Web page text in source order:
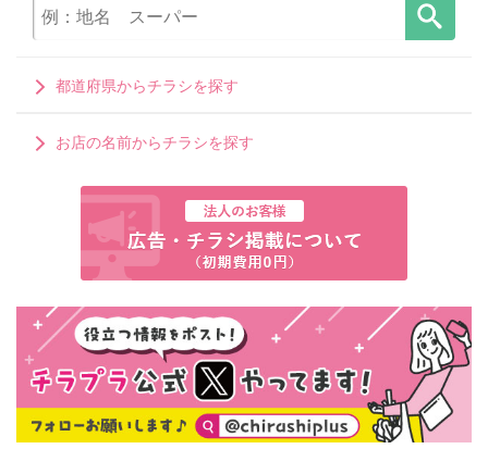
都道府県からチラシを探す
お店の名前からチラシを探す